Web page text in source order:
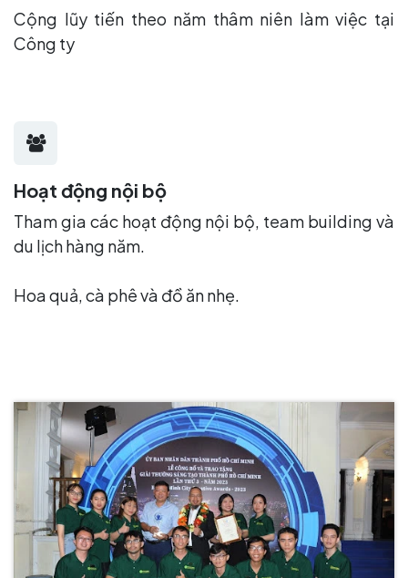
Cộng lũy tiến theo năm thâm niên làm việc tại
Công ty
Hoạt động nội bộ
Tham gia các hoạt động nội bộ, team building và
du lịch hàng năm.
Hoa quả, cà phê và đồ ăn nhẹ.